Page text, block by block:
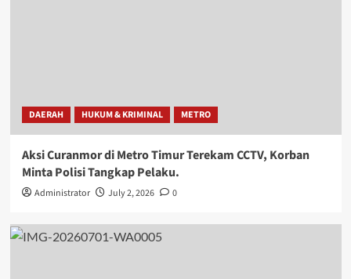
DAERAH HUKUM & KRIMINAL METRO
Aksi Curanmor di Metro Timur Terekam CCTV, Korban
Minta Polisi Tangkap Pelaku.
Administrator July 2, 2026 0